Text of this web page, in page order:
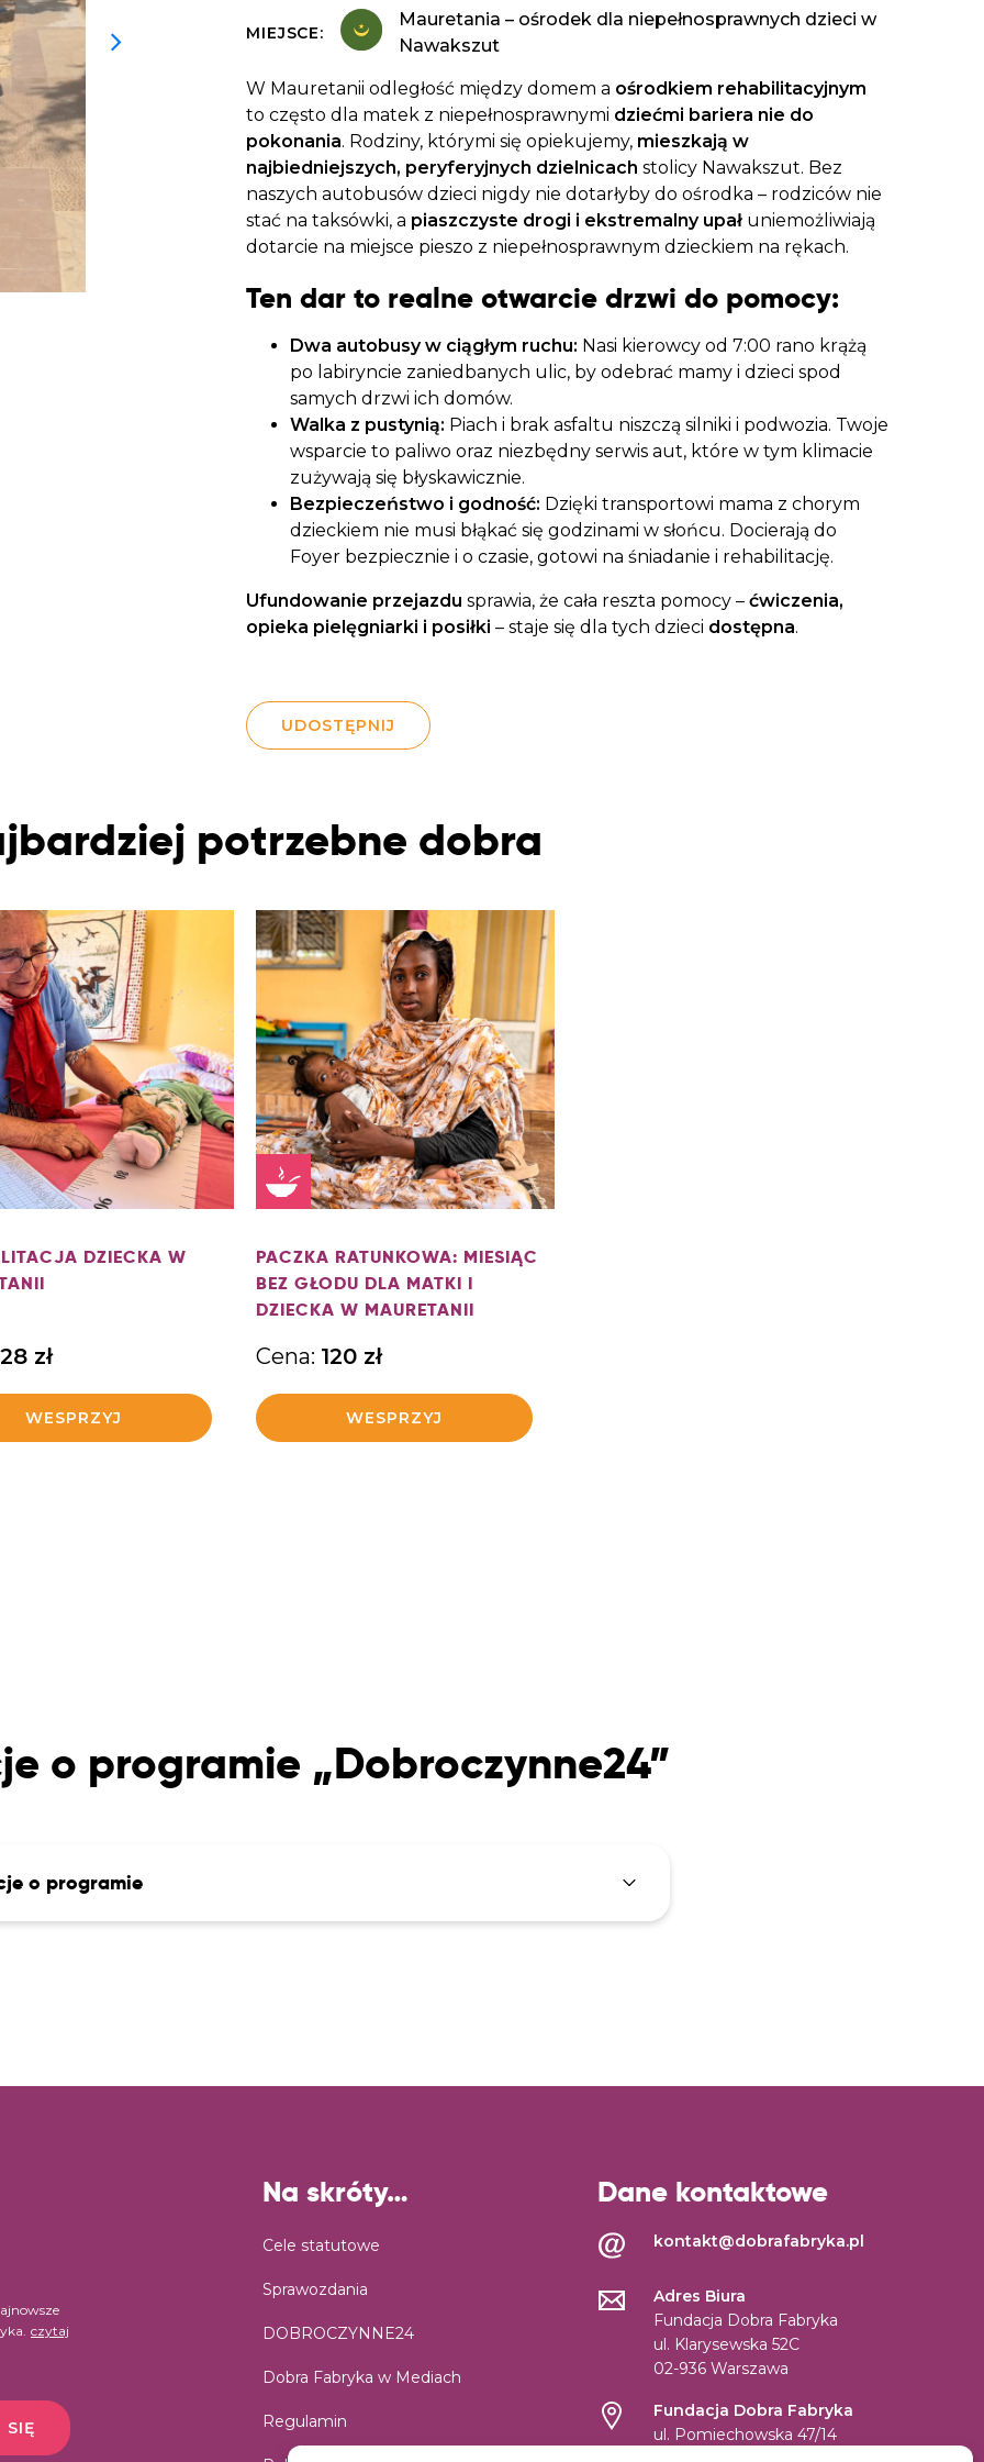
Dobroczynne24
Zrób zakupy dla potrzebujących w
markecie z dobrymi uczynkami
Warzywniak Charbela
Zrób zakupy u niewidomego Charbela i
wspieraj Głodnych
Uratuj dziecko cierpiące z powodu
głodu i wspieraj edukację rodziców
Sprawdź listę miejsc, do których dociera
Twoja pomoc
Sprawozdania
Zweryfikuj, w jaki sposób wydajemy
przekazane Darowizny
Sprawdź cele naszej organizacji
Skontaktuj się z nami!
MIEJSCE:
Mauretania – ośrodek dla niepełnosprawnych dzieci w
Nawakszut
W Mauretanii odległość między domem a ośrodkiem rehabilitacyjnym
to często dla matek z niepełnosprawnymi dziećmi bariera nie do
pokonania. Rodziny, którymi się opiekujemy, mieszkają w
najbiedniejszych, peryferyjnych dzielnicach stolicy Nawakszut. Bez
naszych autobusów dzieci nigdy nie dotarłyby do ośrodka – rodziców nie
stać na taksówki, a piaszczyste drogi i ekstremalny upałuniemożliwiają
dotarcie na miejsce pieszo z niepełnosprawnym dzieckiem na rękach.
Ten dar to realne otwarcie drzwi do pomocy:
Dwa autobusy w ciągłym ruchu: Nasi kierowcy od 7:00 rano krążą
po labiryncie zaniedbanych ulic, by odebrać mamy i dzieci spod
samych drzwi ich domów.
Walka z pustynią: Piach i brak asfaltu niszczą silniki i podwozia. Twoje
wsparcie to paliwo oraz niezbędny serwis aut, które w tym klimacie
zużywają się błyskawicznie.
Bezpieczeństwo i godność: Dzięki transportowi mama z chorym
dzieckiem nie musi błąkać się godzinami w słońcu. Docierają do
Foyer bezpiecznie i o czasie, gotowi na śniadanie i rehabilitację.
Ufundowanie przejazdu sprawia, że cała reszta pomocy – ćwiczenia,
opieka pielęgniarki i posiłki – staje się dla tych dzieci dostępna.
UDOSTĘPNIJ
potrzebne dobra
DZIECKA W
28 zł
WESPRZYJ
PACZKA RATUNKOWA: MIESIĄC
BEZ GŁODU DLA MATKI I
DZIECKA W MAURETANII
Cena: 120 zł
WESPRZYJ
o programie „Dobroczynne24”
o programie
czytaj
SIĘ
Na skróty…
Cele statutowe
Sprawozdania
DOBROCZYNNE24
Dobra Fabryka w Mediach
Regulamin
Dane kontaktowe
kontakt@dobrafabryka.pl
Adres Biura
Fundacja Dobra Fabryka
ul. Klarysewska 52C
02-936 Warszawa
Fundacja Dobra Fabryka
ul. Pomiechowska 47/14